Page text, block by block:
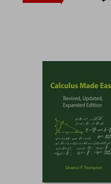
50%
dcto.